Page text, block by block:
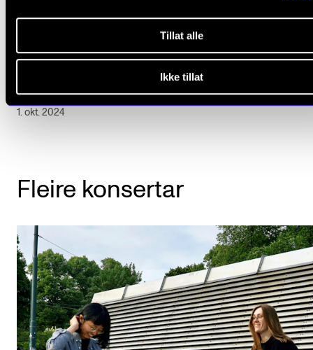
Tillat alle
Ikke tillat
Hamskiftaren
1. okt. 2024
Fleire konsertar